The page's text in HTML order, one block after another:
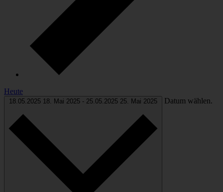
Heute
18.05.2025 18. Mai 2025 - 25.05.2025 25. Mai 2025 Datum wählen.